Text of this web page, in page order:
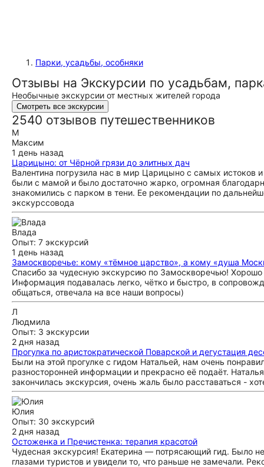
Парки, усадьбы, особняки
Отзывы на Экскурсии по усадьбам,
Необычные экскурсии от местных жителей города
Смотреть все экскурсии
2540 отзывов путешественников
М
Максим
1 день назад
Царицыно: от Чёрной грязи до элитных дач
Валентина погрузила нас в мир Царицыно с самых истоков
были с мамой и было достаточно жарко, огромная
знакомились с парком в тени. Ее рекомендации по
экскурссовода
Влада
Опыт: 7 экскурсий
1 день назад
Замоскворечье: кому «тёмное царство», а кому «душа
Спасибо за чудесную экскурсию по Замоскворечью!
Информация подавалась легко, чётко и быстро, в
общаться, отвечала на все наши вопросы)
Л
Людмила
Опыт: 3 экскурсии
2 дня назад
Прогулка по аристократической Поварской и дегустация
Были на этой прогулке с гидом Натальей, нам очень
разносторонней информации и прекрасно её подаёт.
закончилась экскурсия, очень жаль было расставаться -
Юлия
Опыт: 30 экскурсий
2 дня назад
Остоженка и Пречистенка: терапия красотой
Чудесная экскурсия! Екатерина — потрясающий гид. Было
глазами туристов и увидели то, что раньше не замечали.